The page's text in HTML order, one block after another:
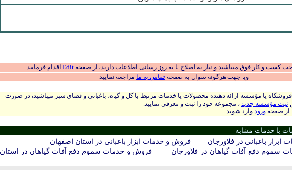
کسب و کار فوق میباشید و نیاز به اصلاح یا به روز رسانی اطلاعات دارید، از صفحهEdit اقدام فرمایید
ویا جهت هرگونه سوال به صفحه تماس به ما مراجعه نمایید
فروشگاه یا مؤسسه ارائه دهنده محصولات یا خدمات مرتبط با گل و گیاه، باغبانی و فضای سبز میباشید، در صورت
ثبت مؤسسه جدید ، مجموعه خود را ثبت و معرفی نمایید.
از صفحه ورود وارد شوید
با خدمات مشابه
باغبانی در فلاورجان | فروش و خدمات ابزار باغبانی در استان اصفهان
سموم دفع آفات گیاهان در فلاورجان | فروش و خدمات سموم دفع آفات گیاهان در استان